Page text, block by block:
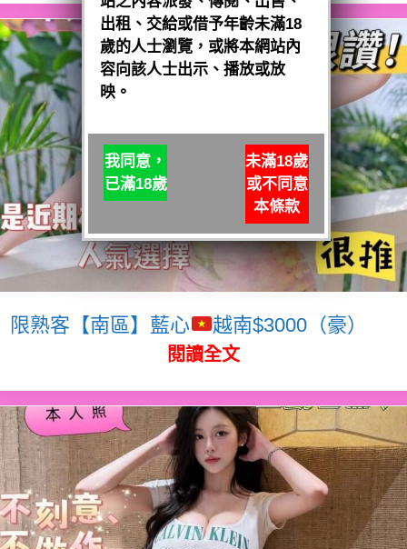
限熟客【南區】藍心 越南$3000（豪）
閱讀全文
出租、交給或借予年齡未滿18
歲的人士瀏覽，或將本網站內
容向該人士出示、播放或放
映。
我同意，
已滿18歲
未滿18歲
或不同意
本條款